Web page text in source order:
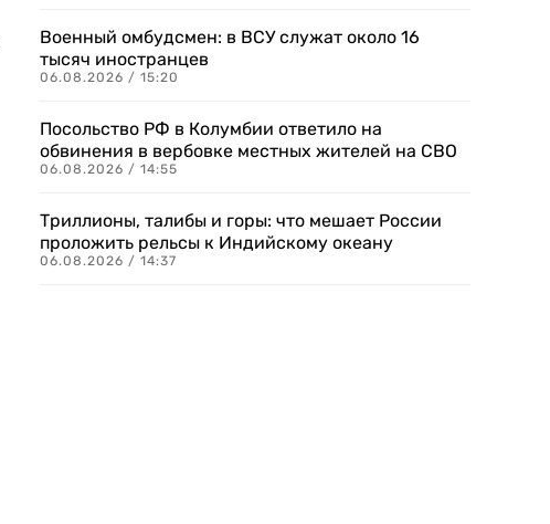
Военный омбудсмен: в ВСУ служат около 16
тысяч иностранцев
06.08.2026 / 15:20
Посольство РФ в Колумбии ответило на
обвинения в вербовке местных жителей на СВО
06.08.2026 / 14:55
Триллионы, талибы и горы: что мешает России
проложить рельсы к Индийскому океану
06.08.2026 / 14:37